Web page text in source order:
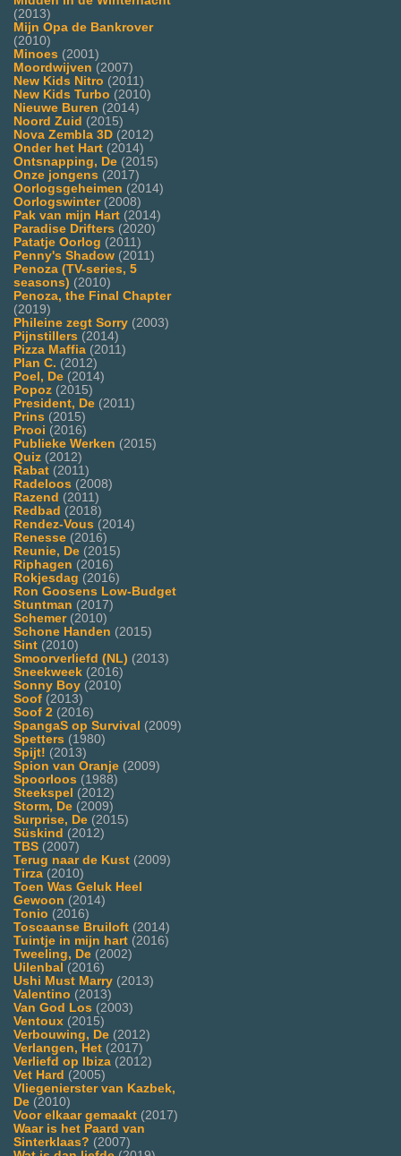
(2013)
Mijn Opa de Bankrover
(2010)
Minoes (2001)
Moordwijven (2007)
New Kids Nitro (2011)
New Kids Turbo (2010)
Nieuwe Buren (2014)
Noord Zuid (2015)
Nova Zembla 3D (2012)
Onder het Hart (2014)
Ontsnapping, De (2015)
Onze jongens (2017)
Oorlogsgeheimen (2014)
Oorlogswinter(2008)
Pak van mijn Hart (2014)
Paradise Drifters (2020)
Patatje Oorlog (2011)
Penny's Shadow (2011)
Penoza (TV-series, 5
seasons) (2010)
Penoza, the Final Chapter
(2019)
Phileine zegt Sorry (2003)
Pijnstillers (2014)
Pizza Maffia (2011)
Plan C. (2012)
Poel, De (2014)
Popoz (2015)
President, De (2011)
Prins (2015)
Prooi (2016)
Publieke Werken (2015)
Quiz (2012)
Rabat (2011)
Radeloos (2008)
Razend (2011)
Redbad (2018)
Rendez-Vous (2014)
Renesse (2016)
Reunie, De (2015)
Riphagen (2016)
Rokjesdag (2016)
Ron Goosens Low-Budget
Stuntman (2017)
Schemer(2010)
Schone Handen (2015)
Sint (2010)
Smoorverliefd (NL) (2013)
Sneekweek (2016)
Sonny Boy (2010)
Soof (2013)
Soof 2 (2016)
SpangaS op Survival (2009)
Spetters (1980)
Spijt! (2013)
Spion van Oranje (2009)
Spoorloos (1988)
Steekspel (2012)
Storm, De (2009)
Surprise, De (2015)
Süskind (2012)
TBS (2007)
Terug naar de Kust (2009)
Tirza (2010)
Toen Was Geluk Heel
Gewoon (2014)
Tonio (2016)
Toscaanse Bruiloft (2014)
Tuintje in mijn hart (2016)
Tweeling, De (2002)
Uilenbal (2016)
Ushi Must Marry (2013)
Valentino (2013)
Van God Los (2003)
Ventoux (2015)
Verbouwing, De (2012)
Verlangen, Het (2017)
Verliefd op Ibiza (2012)
Vet Hard (2005)
Vliegenierster van Kazbek,
De (2010)
Voor elkaar gemaakt (2017)
Waar is het Paard van
Sinterklaas? (2007)